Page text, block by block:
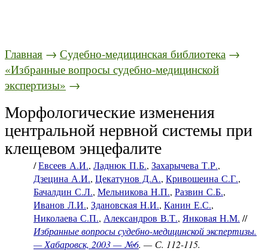
Главная → Судебно-медицинская библиотека →
«Избранные вопросы судебно-медицинской
экспертизы» →
Морфологические изменения
центральной нервной системы при
клещевом энцефалите
/Евсеев А.И., Ладнюк П.Б., Захарычева Т.Р.,
Дзецина А.И., Цекатунов Д.А., Кривошеина С.Г.,
Бачалдин С.Л., Мельникова Н.П., Развин С.Б.,
Иванов Л.И., Здановская Н.И., Канин Е.С.,
Николаева С.П., Александров В.Т., Янковая Н.М. //
Избранные вопросы судебно-медицинской экспертизы.
— Хабаровск, 2003 — №6. — С. 112-115.